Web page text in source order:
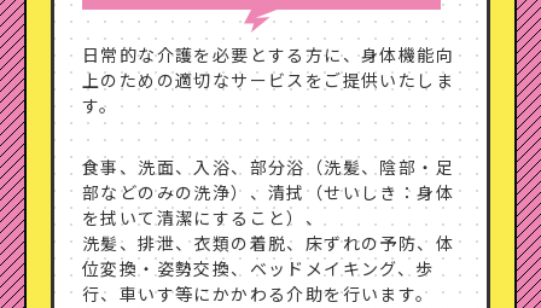
日常的な介護を必要とする方に、身体機能向
上のための適切なサービスをご提供いたしま
す。
食事、洗面、入浴、部分浴（洗髪、陰部・足
部などのみの洗浄）、清拭（せいしき：身体
を拭いて清潔にすること）、
洗髪、排泄、衣類の着脱、床ずれの予防、体
位変換・姿勢交換、ベッドメイキング、歩
行、車いす等にかかわる介助を行います。